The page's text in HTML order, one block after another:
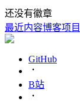
还没有徽章
最近内容博客项目
GitHub
B站